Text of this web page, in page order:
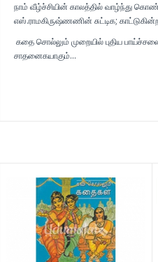
நாம் வீழ்ச்சியின் காலத்தில் வாழ்ந்து
எஸ்.ராமகிருஷ்ணணின் சுட்டிக;
கதை சொல்லும் முறையில் புதிய
சாதனைகயாகும்...